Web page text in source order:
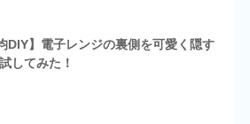
DIY】電子レンジの裏側を可愛く隠す
してみた！